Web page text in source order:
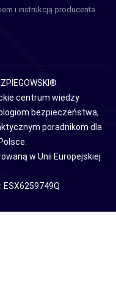
i instrukcją producenta.
centrum wiedzy
bezpieczeństwa,
poradnikom dla
w Unii Europejskiej
ESX6259749Q